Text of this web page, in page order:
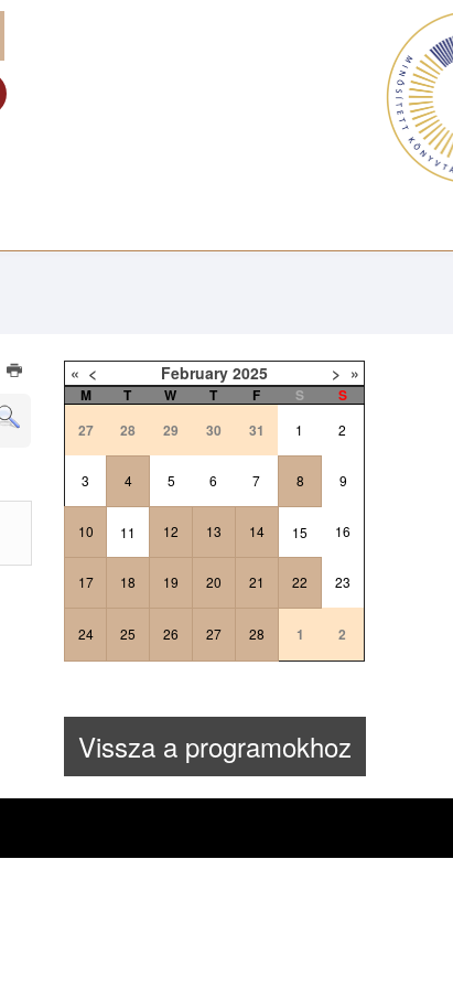
« < February 2025 > »
M T W T F S
S
27
28 29 30 31 1 2
3 4 5 6 7 8 9
10 11 12 13 14 15 16
17 18 19 20 21 22 23
24 25 26 27 28 1 2
Vissza a programokhoz